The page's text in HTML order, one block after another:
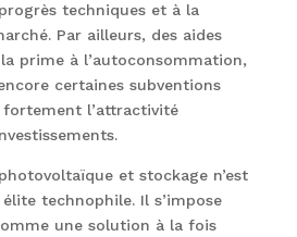
techniques et à la
Par ailleurs, des aides
prime à l’autoconsommation,
certaines subventions
l’attractivité
et stockage n’est
technophile. Il s’impose
une solution à la fois